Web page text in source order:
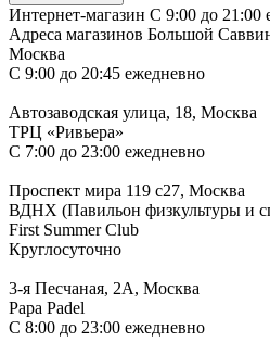
Интернет-магазин С 9:00 до 21:00
Адреса магазинов Большой
Москва
С 9:00 до 20:45 ежедневно
Автозаводская улица, 18, Москва
ТРЦ «Ривьера»
С 7:00 до 23:00 ежедневно
Проспект мира 119 с27, Москва
ВДНХ (Павильон физкультуры и
First Summer Club
Круглосуточно
3-я Песчаная, 2А, Москва
Papa Padel
С 8:00 до 23:00 ежедневно